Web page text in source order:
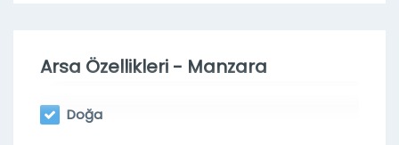
Arsa Özellikleri - Manzara
Doğa